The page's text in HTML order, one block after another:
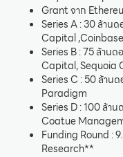
Grant จาก
Series A : 30 ล้าน
Capital
Series B : 75 ล้าน
Capital, Sequoia
Series C : 50 ล้าน
Paradigm
Series D : 100 ล้า
Coatue
Funding Round :
Research**